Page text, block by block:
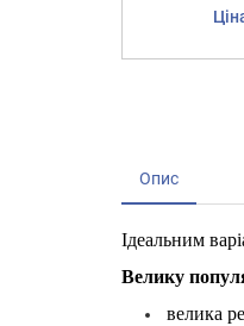
Опис
Ідеальним
Велику
велика